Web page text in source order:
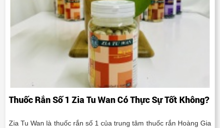
Thuốc Rắn Số 1 Zia Tu Wan Có Thực Sự Tốt Không?
Zia Tu Wan là thuốc rắn số 1 của trung tâm thuốc rắn Hoàng Gia